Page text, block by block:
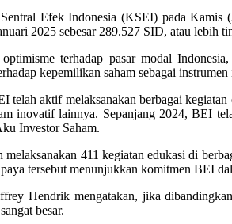
Efek Indonesia (KSEI) pada
2025 sebesar 289.527 SID, atau
terhadap pasar modal
kepemilikan saham sebagai
telah aktif melaksanakan berbagai
inovatif lainnya. Sepanjang 2024, BEI
Investor Saham.
411 kegiatan edukasi di
tersebut menunjukkan komitmen BEI
Hendrik mengatakan, jika
besar.